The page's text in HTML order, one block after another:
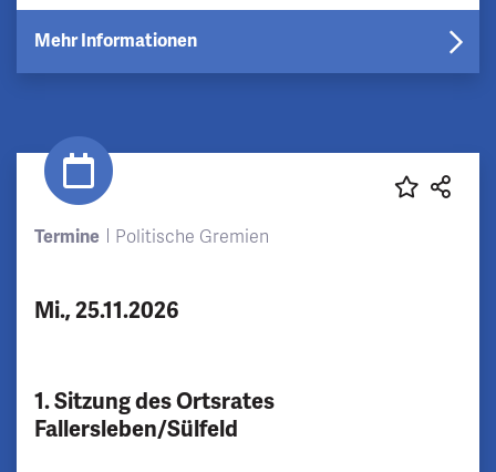
Mehr Informationen
Termine Politische Gremien
Mi., 25.11.2026
1. Sitzung des Ortsrates
Fallersleben/Sülfeld